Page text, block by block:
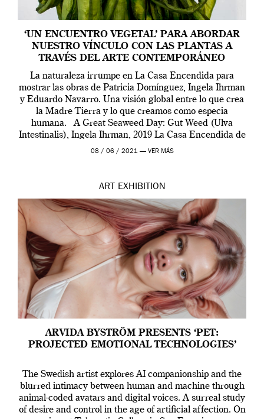
‘UN ENCUENTRO VEGETAL’ PARA ABORDAR
NUESTRO VÍNCULO CON LAS PLANTAS A
TRAVÉS DEL ARTE CONTEMPORÁNEO
La naturaleza irrumpe en La Casa Encendida para
mostrar las obras de Patricia Domínguez, Ingela Ihrman
y Eduardo Navarro. Una visión global entre lo que crea
la Madre Tierra y lo que creamos como especia
humana. A Great Seaweed Day: Gut Weed (Ulva
Intestinalis), Ingela Ihrman, 2019 La Casa Encendida de
Madrid y la Wellcome […]
08 / 06 / 2021 — VER MÁS
ART EXHIBITION
ARVIDA BYSTRÖM PRESENTS ‘PET:
PROJECTED EMOTIONAL TECHNOLOGIES’
The Swedish artist explores AI companionship and the
blurred intimacy between human and machine through
animal-coded avatars and digital voices. A surreal study
of desire and control in the age of artificial affection. On